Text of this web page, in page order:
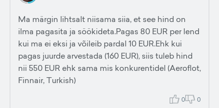
Ma märgin lihtsalt niisama siia, et see hind on
ilma pagasita ja söökideta.Pagas 80 EUR per lend
kui ma ei eksi ja võileib pardal 10 EUR.Ehk kui
pagas juurde arvestada (160 EUR), siis tuleb hind
nii 550 EUR ehk sama mis konkurentidel (Aeroflot,
Finnair, Turkish)
0 0